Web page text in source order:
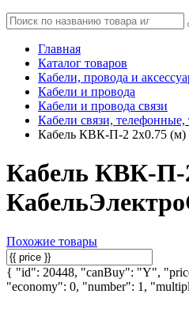
Главная
Каталог товаров
Кабели, провода и
Кабели и провода
Кабели и провода связи
Кабели связи,
Кабель КВК-П-2 2х0.75 (м)
Кабель КВК-П-
Похожие товары
{ "id": 20448, "canBuy": "Y",
"economy": 0, "number": 1,